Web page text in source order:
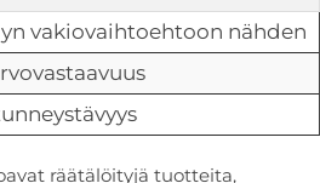
vakiovaihtoehtoon nähden
räätälöityjä tuotteita,